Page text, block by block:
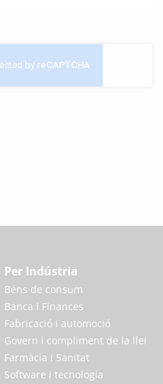
Per Indústria
Béns de consum
Banca i Finances
Fabricació i automoció
Govern i compliment de la llei
Farmàcia i Sanitat
Software i tecnologia